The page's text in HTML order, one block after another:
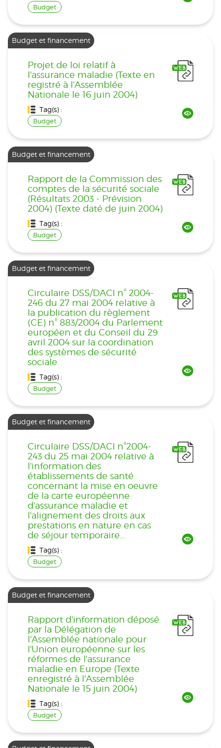
Budget
Budget et financement
Projet de loi relatif à
l'assurance maladie (Texte en
registré à l'Assemblée
Nationale le 16 juin 2004)
Tag(s) :
Budget
Budget et financement
Rapport de la Commission des
comptes de la sécurité sociale
(Résultats 2003 - Prévision
2004) (Texte daté de juin 2004)
Tag(s) :
Budget
Budget et financement
Circulaire DSS/DACI n° 2004-
246 du 27 mai 2004 relative à
la publication du règlement
(CE) n° 883/2004 du Parlement
européen et du Conseil du 29
avril 2004 sur la coordination
des systèmes de sécurité
sociale
Tag(s) :
Budget
Budget et financement
Circulaire DSS/DACI n°2004-
243 du 25 mai 2004 relative à
l'information des
établissements de santé
concernant la mise en oeuvre
de la carte européenne
d'assurance maladie et
l'alignement des droits aux
prestations en nature en cas
de séjour temporaire...
Tag(s) :
Budget
Budget et financement
Rapport d'information déposé
par la Délégation de
l'Assemblée nationale pour
l'Union européenne sur les
réformes de l'assurance
maladie en Europe (Texte
enregistré à l'Assemblée
Nationale le 15 juin 2004)
Tag(s) :
Budget